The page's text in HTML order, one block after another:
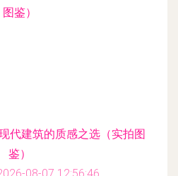
代建筑的质感之选（实拍图
鉴）